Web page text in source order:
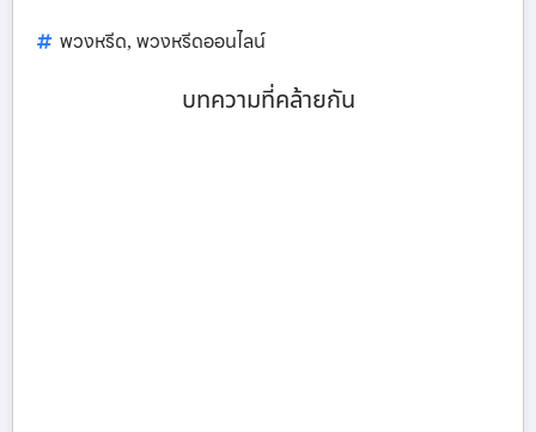
พวงหรีด, พวงหรีดออนไลน์
บทความที่คล้ายกัน